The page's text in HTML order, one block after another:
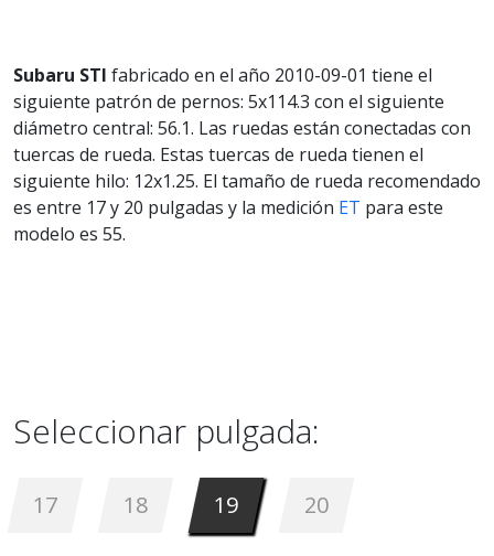
Subaru STI fabricado en el año 2010-09-01 tiene el
siguiente patrón de pernos: 5x114.3 con el siguiente
diámetro central: 56.1. Las ruedas están conectadas con
tuercas de rueda. Estas tuercas de rueda tienen el
siguiente hilo: 12x1.25. El tamaño de rueda recomendado
es entre 17 y 20 pulgadas y la medición ET para este
modelo es 55.
Seleccionar pulgada:
17 18 19 20